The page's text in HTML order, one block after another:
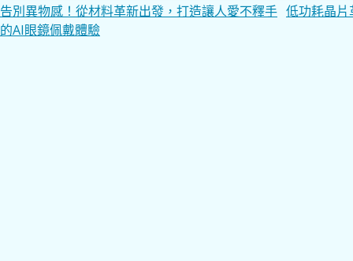
文
章
告別異物感！從材料革新出發，打造讓人愛不釋手
的AI眼鏡佩戴體驗
低功耗晶